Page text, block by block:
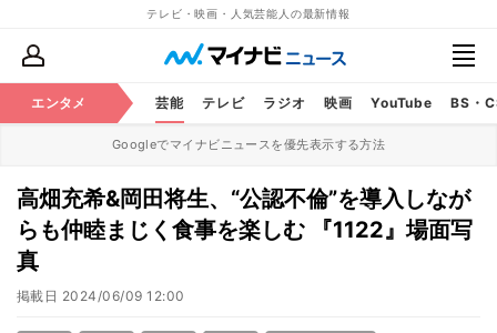
テレビ・映画・人気芸能人の最新情報
エンタメ 芸能 テレビ ラジオ 映画 YouTube BS・
Googleでマイナビニュースを優先表示する方法
高畑充希&岡田将生、“公認不倫”を導入しなが
らも仲睦まじく食事を楽しむ 『1122』場面写
真
掲載日 2024/06/09 12:00